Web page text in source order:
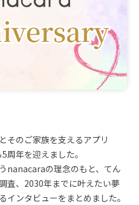
そのご家族を支えるアプリ
周年を迎えました。
nanacaraの理念のもと、てん
査、2030年までに叶えたい夢
インタビューをまとめました。